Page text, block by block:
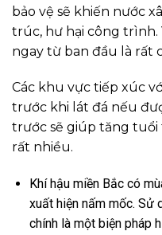
bảo vệ sẽ khiến nước
trúc, hư hại công trình.
ngay từ ban đầu là rất
Các khu vực tiếp xúc
trước khi lát đá nếu
trước sẽ giúp tăng
rất nhiều.
Khí hậu miền Bắc có
xuất hiện nấm mốc. Sử
chính là một biện pháp